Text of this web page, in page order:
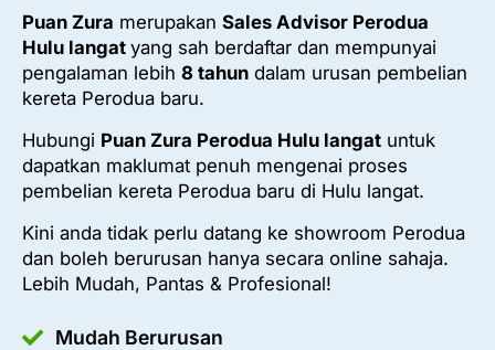
Puan Zura merupakan Sales Advisor Perodua
Hulu langat yang sah berdaftar dan mempunyai
pengalaman lebih 8 tahun dalam urusan pembelian
kereta Perodua baru.
Hubungi Puan Zura Perodua Hulu langat untuk
dapatkan maklumat penuh mengenai proses
pembelian kereta Perodua baru di Hulu langat.
Kini anda tidak perlu datang ke showroom Perodua
dan boleh berurusan hanya secara online sahaja.
Lebih Mudah, Pantas & Profesional!
Mudah Berurusan